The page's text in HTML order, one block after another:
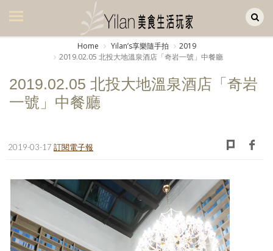
美食集
廚房集
旅遊集
書房集
餐桌週記
Home Yilanʼs享樂隨手拍
2019
2019.02.05 北投大地溫泉酒店「奇岩一號」中餐廳
2019.02.05 北投大地溫泉酒店「奇岩
一號」中餐廳
2019-03-17 訂閱電子報